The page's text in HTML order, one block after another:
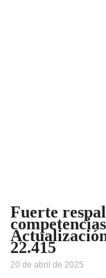
Fuerte
22.415
20 de abril de 2025